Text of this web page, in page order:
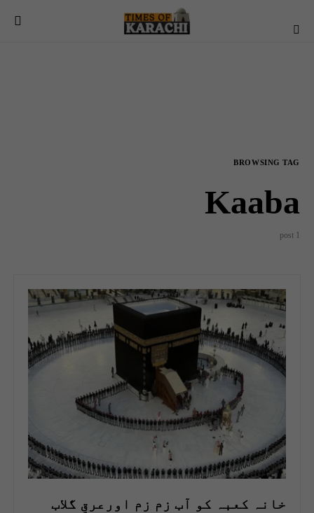
BROWSING TAG
Kaaba
1 post
خانہ کعبہ کو آب زم زم اورعرقِ گلاب